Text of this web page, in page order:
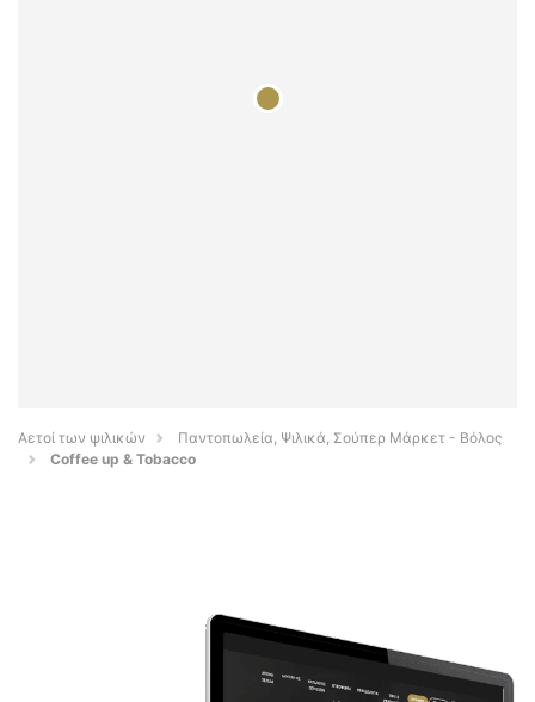
Αετοί των ψιλικών
Παντοπωλεία, Ψιλικά, Σούπερ Μάρκετ - Βόλος
Coffee up & Tobacco